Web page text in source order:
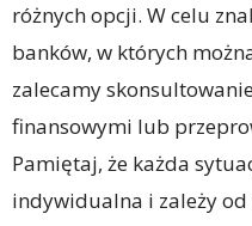
różnych opcji. W celu
banków, w których
zalecamy
finansowymi lub
Pamiętaj, że każda
indywidualna i zależy